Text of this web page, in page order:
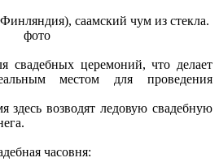
свадебных церемоний, что делает
местом для проведения
здесь возводят ледовую свадебную
часовня: